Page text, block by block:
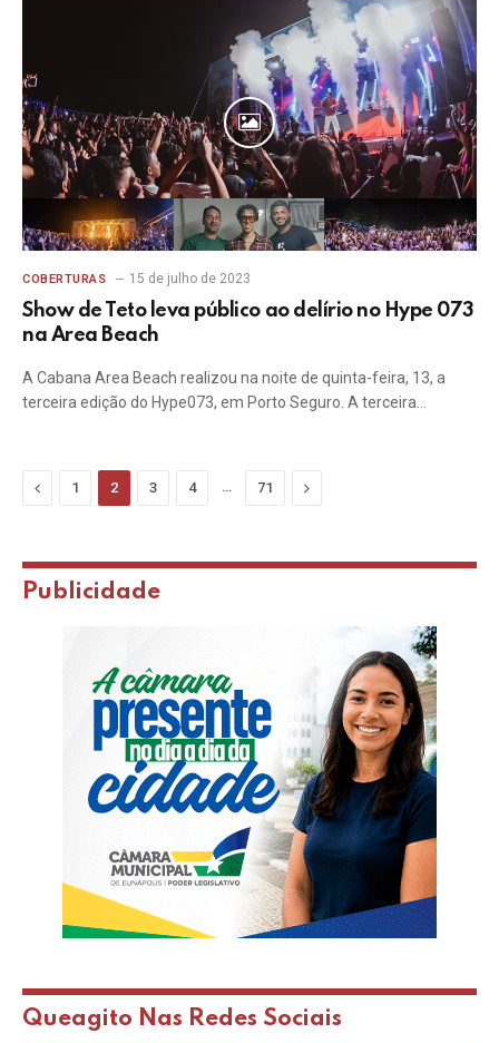
COBERTURAS 15 de julho de 2023
Show de Teto leva público ao delírio no Hype 073
na Area Beach
A Cabana Area Beach realizou na noite de quinta-feira, 13, a
terceira edição do Hype073, em Porto Seguro. A terceira…
Previous
1 2 3 4 … 71 Next
Publicidade
Queagito Nas Redes Sociais